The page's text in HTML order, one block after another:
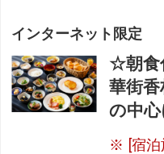
インターネット限定
☆朝食
華街
の中心
[宿